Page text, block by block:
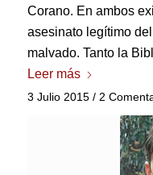
Corano. En ambos
asesinato legítimo
malvado. Tanto la
Leer más
3 Julio 2015 / 2